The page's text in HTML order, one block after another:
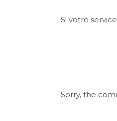
Si votre
Sorry, the